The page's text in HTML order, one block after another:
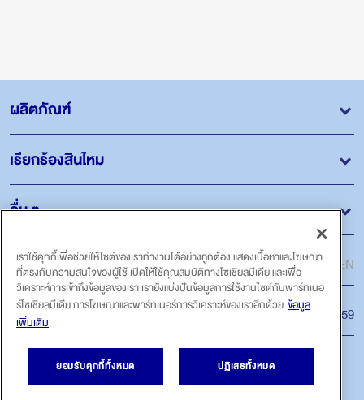
ผลิตภัณฑ์
เรียกร้องสินไหม
อื่น ๆ
ภาษา
ไทย EN
สายด่วน โทร.1159
เราใช้คุกกี้เพื่อช่วยให้ไซต์ของเราทำงานได้อย่างถูกต้อง แสดงเนื้อหาและโฆษณา
ที่ตรงกับความสนใจของผู้ใช้ เปิดให้ใช้คุณสมบัติทางโซเชียลมีเดีย และเพื่อ
วิเคราะห์การเข้าถึงข้อมูลของเรา เรายังแบ่งปันข้อมูลการใช้งานไซต์กับพาร์ทเนอ
ร์โซเชียลมีเดีย การโฆษณาและพาร์ทเนอร์การวิเคราะห์ของเราอีกด้วย ข้อมูล
เพิ่มเติม
ยอมรับคุกกี้ทั้งหมด ปฏิเสธทั้งหมด